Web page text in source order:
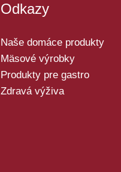
Odkazy
Naše domáce produkty
Mäsové výrobky
Produkty pre gastro
Zdravá výživa